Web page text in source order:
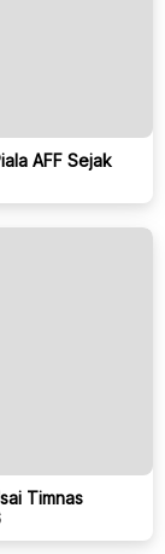
AFF Sejak
Timnas